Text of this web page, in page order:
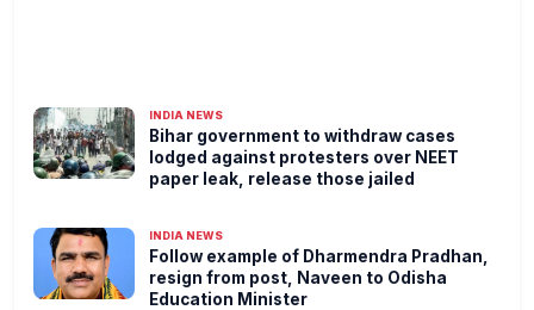
INDIA NEWS
Bihar government to withdraw cases
lodged against protesters over NEET
paper leak, release those jailed
INDIA NEWS
Follow example of Dharmendra Pradhan,
resign from post, Naveen to Odisha
Education Minister